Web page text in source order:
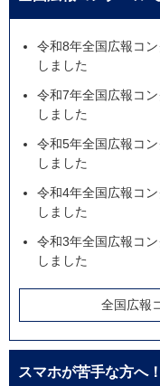
令和8年全国広報コ
しました
令和7年全国広報コ
しました
令和5年全国広報コ
しました
令和4年全国広報コ
しました
令和3年全国広報コ
しました
全国広報
スマホが苦手な方へ